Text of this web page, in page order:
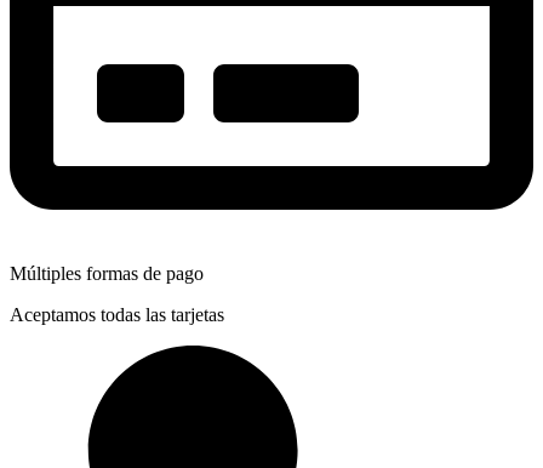
Múltiples formas de pago
Aceptamos todas las tarjetas